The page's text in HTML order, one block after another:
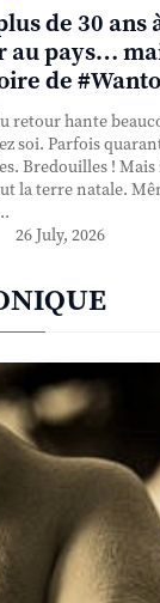
de 30 ans
au pays…
de
retour hante
soi. Parfois
Bredouilles !
la terre natale.
26 July, 2026